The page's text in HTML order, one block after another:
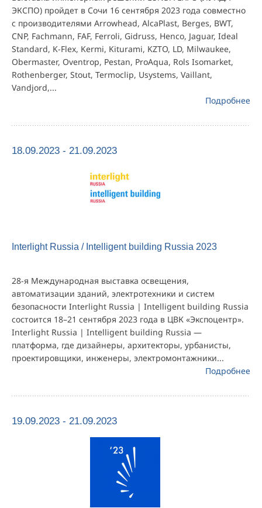
ЭКСПО) пройдет в Сочи 16 сентября 2023 года совместно
с производителями Arrowhead, AlcaPlast, Berges, BWT,
CNP, Fachmann, FAF, Ferroli, Gidruss, Henco, Jaguar, Ideal
Standard, K-Flex, Kermi, Kiturami, KZTO, LD, Milwaukee,
Obermaster, Oventrop, Pestan, ProAqua, Rols Isomarket,
Rothenberger, Stout, Termoclip, Usystems, Vaillant,
Vandjord,...
Подробнее
18.09.2023 - 21.09.2023
Interlight Russia / Intelligent building Russia 2023
28-я Международная выставка освещения,
автоматизации зданий, электротехники и систем
безопасности Interlight Russia | Intelligent building Russia
состоится 18–21 сентября 2023 года в ЦВК «Экспоцентр».
Interlight Russia | Intelligent building Russia —
платформа, где дизайнеры, архитекторы, урбанисты,
проектировщики, инженеры, электромонтажники...
Подробнее
19.09.2023 - 21.09.2023